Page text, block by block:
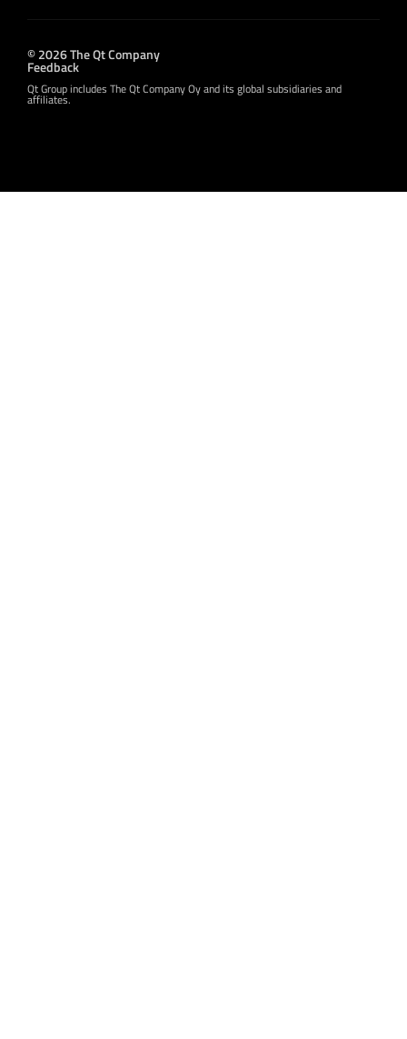
© 2026 The Qt Company
Feedback
Qt Group includes The Qt Company Oy and its global subsidiaries and
affiliates.